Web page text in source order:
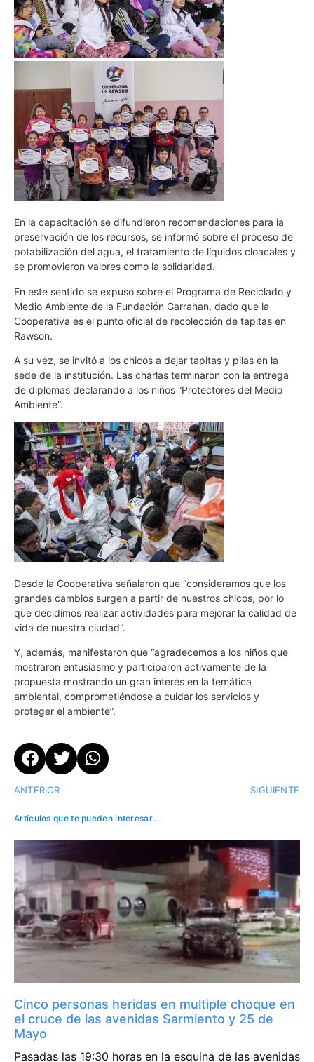
En la capacitación se difundieron recomendaciones para la
preservación de los recursos, se informó sobre el proceso de
potabilización del agua, el tratamiento de líquidos cloacales y
se promovieron valores como la solidaridad.
En este sentido se expuso sobre el Programa de Reciclado y
Medio Ambiente de la Fundación Garrahan, dado que la
Cooperativa es el punto oficial de recolección de tapitas en
Rawson.
A su vez, se invitó a los chicos a dejar tapitas y pilas en la
sede de la institución. Las charlas terminaron con la entrega
de diplomas declarando a los niños “Protectores del Medio
Ambiente”.
Desde la Cooperativa señalaron que “consideramos que los
grandes cambios surgen a partir de nuestros chicos, por lo
que decidimos realizar actividades para mejorar la calidad de
vida de nuestra ciudad”.
Y, además, manifestaron que “agradecemos a los niños que
mostraron entusiasmo y participaron activamente de la
propuesta mostrando un gran interés en la temática
ambiental, comprometiéndose a cuidar los servicios y
proteger el ambiente”.
ANTERIOR SIGUIENTE
Artículos que te pueden interesar...
Cinco personas heridas en multiple choque en
el cruce de las avenidas Sarmiento y 25 de
Mayo
Pasadas las 19:30 horas en la esquina de las avenidas